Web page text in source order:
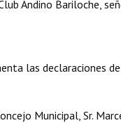
Andino Bariloche,
las declaraciones
Municipal, Sr.